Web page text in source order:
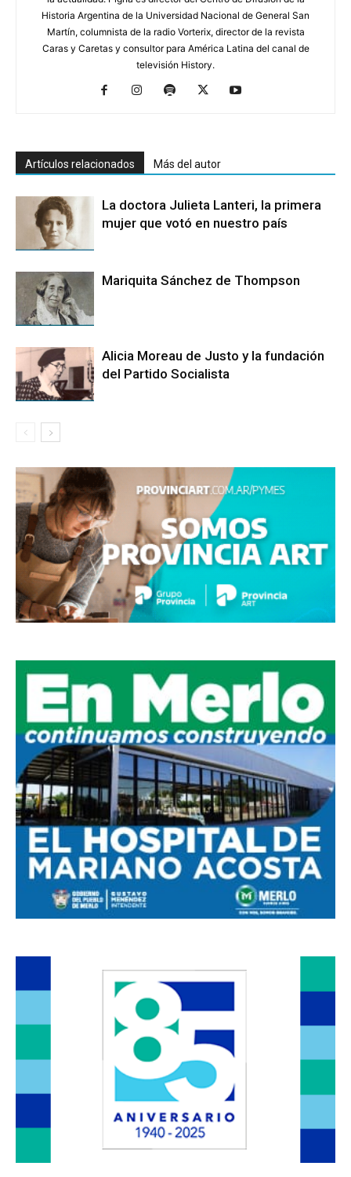
Historia Argentina de la Universidad Nacional de General San
Martín, columnista de la radio Vorterix, director de la revista
Caras y Caretas y consultor para América Latina del canal de
televisión History.
Artículos relacionados Más del autor
La doctora Julieta Lanteri, la primera
mujer que votó en nuestro país
Mariquita Sánchez de Thompson
Alicia Moreau de Justo y la fundación
del Partido Socialista